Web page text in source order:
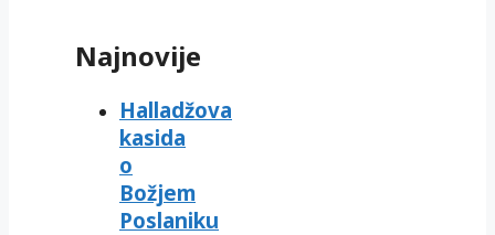
Najnovije
Halladžova
kasida
o
Božjem
Poslaniku